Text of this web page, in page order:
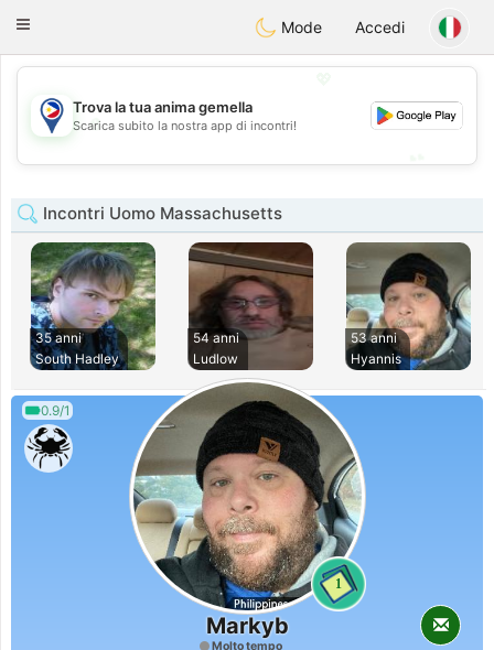
PhilippinesChat
Toggle
Mode Accedi
💖
💕
Trova la tua anima gemella
Scarica subito la nostra app di incontri!
Incontri Uomo Massachusetts
35 anni
South Hadley
54 anni
Ludlow
53 anni
Hyannis
0.9/1
1
Markyb
Molto tempo